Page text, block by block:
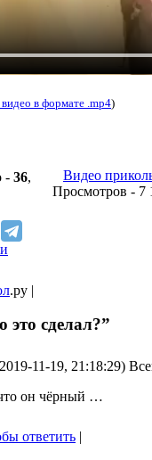
видео в формате .mp4)
- 36,
Видео
Просмотров - 7
.ру |
это сделал?”
11-19, 21:18:29)
он чёрный …
ответить |